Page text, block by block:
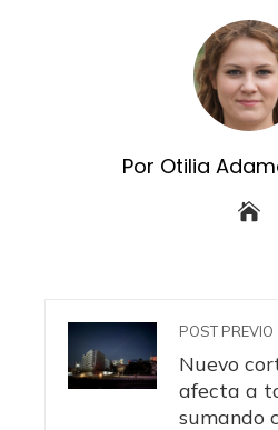
Por Otilia
POST PREVIO
Nuevo
afecta a
sumando